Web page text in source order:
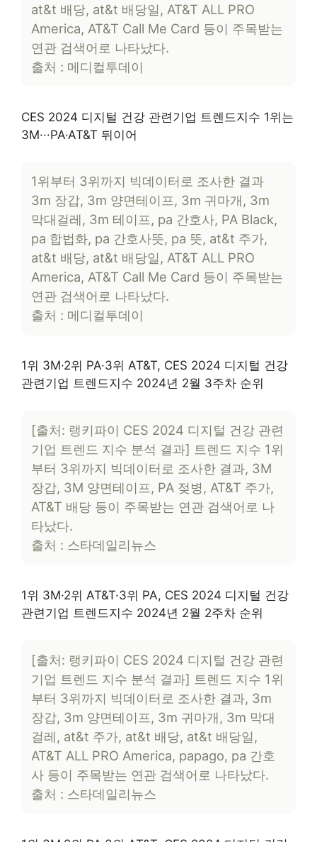
at&t 배당, at&t 배당일, AT&T ALL PRO
America, AT&T Call Me Card 등이 주목받는
연관 검색어로 나타났다.
출처 : 메디컬투데이
CES 2024 디지털 건강 관련기업 트렌드지수 1위는
3M···PA·AT&T 뒤이어
1위부터 3위까지 빅데이터로 조사한 결과
3m 장갑, 3m 양면테이프, 3m 귀마개, 3m
막대걸레, 3m 테이프, pa 간호사, PA Black,
pa 합법화, pa 간호사뜻, pa 뜻, at&t 주가,
at&t 배당, at&t 배당일, AT&T ALL PRO
America, AT&T Call Me Card 등이 주목받는
연관 검색어로 나타났다.
출처 : 메디컬투데이
1위 3M·2위 PA·3위 AT&T, CES 2024 디지털 건강
관련기업 트렌드지수 2024년 2월 3주차 순위
[출처: 랭키파이 CES 2024 디지털 건강 관련
기업 트렌드 지수 분석 결과] 트렌드 지수 1위
부터 3위까지 빅데이터로 조사한 결과, 3M
장갑, 3M 양면테이프, PA 젖병, AT&T 주가,
AT&T 배당 등이 주목받는 연관 검색어로 나
타났다.
출처 : 스타데일리뉴스
1위 3M·2위 AT&T·3위 PA, CES 2024 디지털 건강
관련기업 트렌드지수 2024년 2월 2주차 순위
[출처: 랭키파이 CES 2024 디지털 건강 관련
기업 트렌드 지수 분석 결과] 트렌드 지수 1위
부터 3위까지 빅데이터로 조사한 결과, 3m
장갑, 3m 양면테이프, 3m 귀마개, 3m 막대
걸레, at&t 주가, at&t 배당, at&t 배당일,
AT&T ALL PRO America, papago, pa 간호
사 등이 주목받는 연관 검색어로 나타났다.
출처 : 스타데일리뉴스